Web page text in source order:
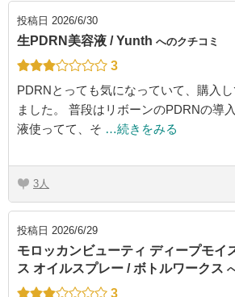
投稿日 2026/6/30
生PDRN美容液 / Yunth へのクチコミ
3
PDRNとっても気になっていて、購入
ました。 普段はリボーンのPDRNの導
液使ってて、そ …続きをみる
3
投稿日 2026/6/29
モロッカンビューティ ディープモイ
ス オイルスプレー / ボトルワークス
3